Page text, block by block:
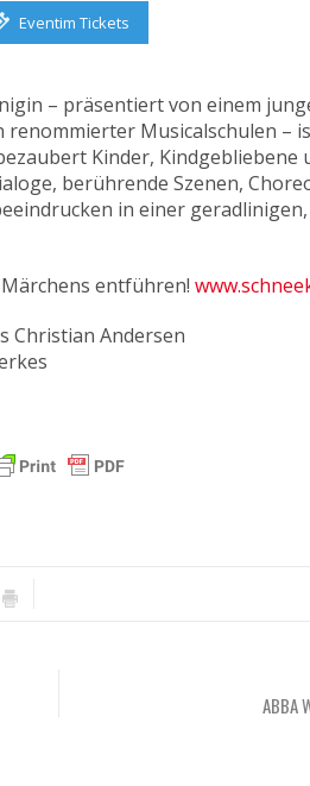
Eventim Tickets
– präsentiert von einem
Musicalschulen –
Kinder, Kindgebliebene
berührende Szenen,
in einer
entführen!
Christian Andersen
ABBA